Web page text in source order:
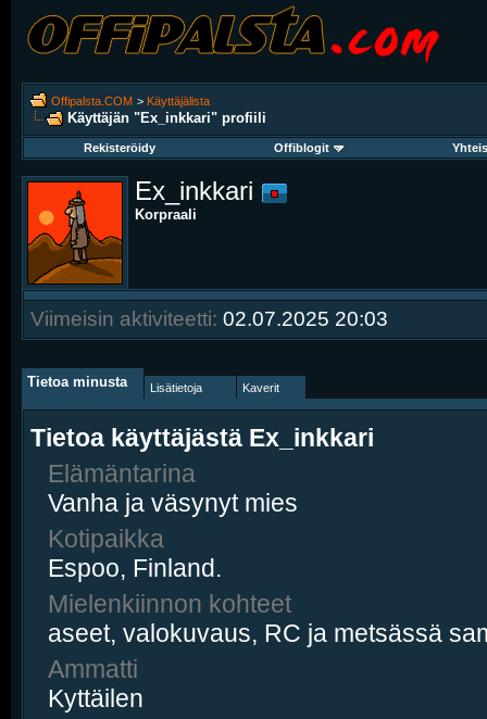
Offipalsta.COM > Käyttäjälista
Käyttäjän "Ex_inkkari" profiili
Rekisteröidy Offiblogit
Ex_inkkari
Korpraali
Viimeisin aktiviteetti: 02.07.2025 20:03
Tietoa minusta Lisätietoja Kaverit
Tietoa käyttäjästä Ex_inkkari
Elämäntarina
Vanha ja väsynyt mies
Kotipaikka
Espoo, Finland.
Mielenkiinnon kohteet
aseet, valokuvaus, RC ja metsässä
Ammatti
Kyttäilen